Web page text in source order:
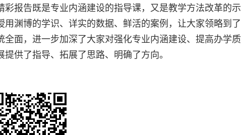
报告既是专业内涵建设的指导课，又是教学方法改革的示
渊博的学识、详实的数据、鲜活的案例，让大家领略到了
面，进一步加深了大家对强化专业内涵建设、提高办学质
供了指导、拓展了思路、明确了方向。